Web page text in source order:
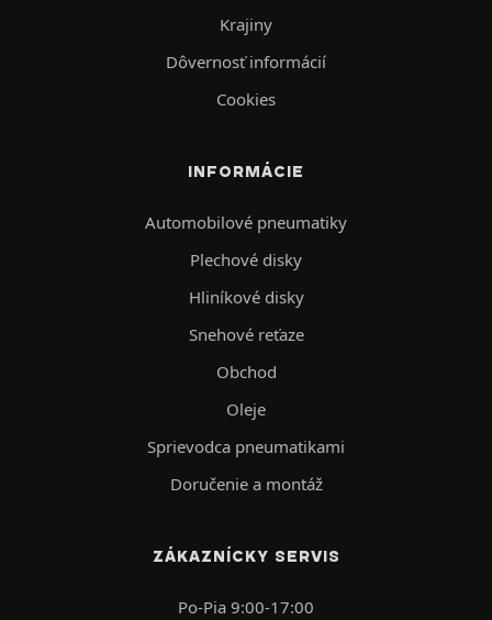
Krajiny
Dôvernosť informácií
Cookies
INFORMÁCIE
Automobilové pneumatiky
Plechové disky
Hliníkové disky
Snehové reťaze
Obchod
Oleje
Sprievodca pneumatikami
Doručenie a montáž
ZÁKAZNÍCKY SERVIS
Po-Pia 9:00-17:00